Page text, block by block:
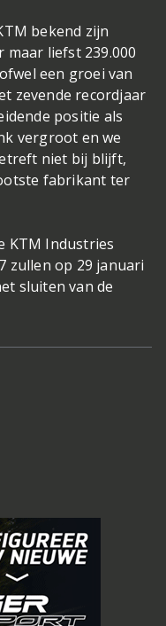
bekend zijn
liefst 239.000
een groei van
zevende recordjaar
positie als
vergroot en we
niet bij blijft,
fabrikant ter
KTM Industries
zullen op 29 januari
sluiten van de